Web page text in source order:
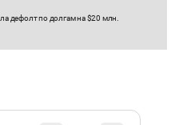
дефолт по долгам на $20 млн.